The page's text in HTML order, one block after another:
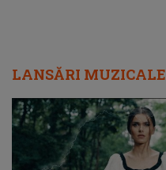
LANSĂRI MUZICALE